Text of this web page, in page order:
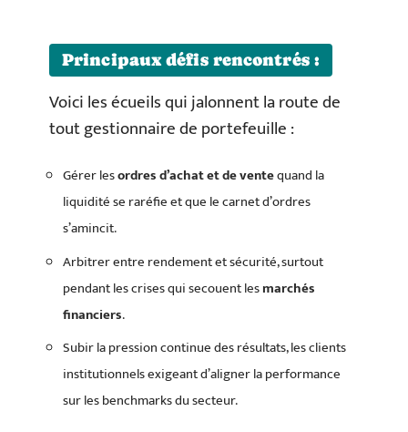
Principaux défis rencontrés :
Voici les écueils qui jalonnent la route de
tout gestionnaire de portefeuille :
Gérer lesordres d’achat et de ventequand la
liquidité se raréfie et que le carnet d’ordres
s’amincit.
Arbitrer entre rendement et sécurité, surtout
pendant les crises qui secouent lesmarchés
financiers.
Subir la pression continue des résultats, les clients
institutionnels exigeant d’aligner la performance
sur les benchmarks du secteur.